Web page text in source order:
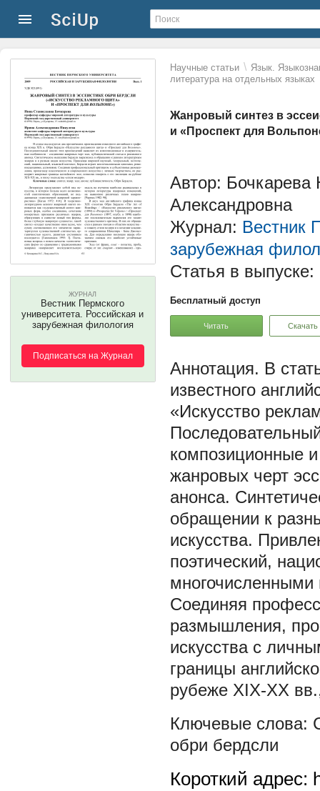
Научные статьи \ Язык.
литература на отдельных языках
Жанровый синтез в
и «Проспект для
ЖУРНАЛ
Вестник Пермского
университета. Российская и
зарубежная филология
Подписаться на Журнал
Автор: Бочкарева
Александровна
Журнал: Вестник
зарубежная
Статья в выпуске:
Бесплатный доступ
Читать Скачать
В
известного
«Искусство
композиционные
жанровых черт
анонса.
обращении к
искусства.
поэтический,
Соединяя
размышления,
искусства с
границы
рубеже XIX-XX
обри бердсли
Короткий адрес: